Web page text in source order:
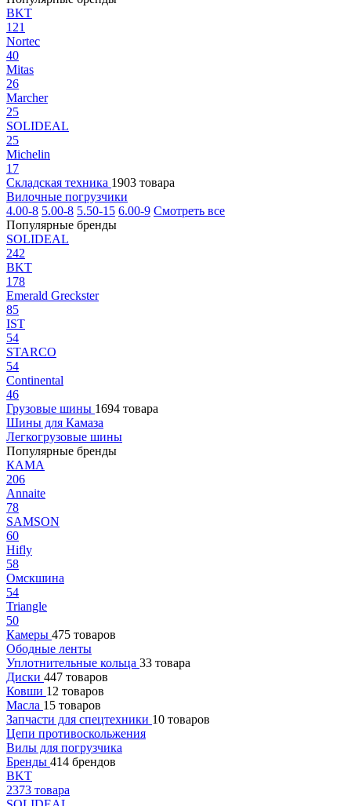
BKT
121
Nortec
40
Mitas
26
Marcher
25
SOLIDEAL
25
Michelin
17
Складская техника 1903 товара
Вилочные погрузчики
4.00-8 5.00-8 5.50-15 6.00-9 Смотреть все
Популярные бренды
SOLIDEAL
242
BKT
178
Emerald Greckster
85
IST
54
STARCO
54
Continental
46
Грузовые шины 1694 товара
Шины для Камаза
Легкогрузовые шины
Популярные бренды
КАМА
206
Annaite
78
SAMSON
60
Hifly
58
Омскшина
54
Triangle
50
Камеры 475 товаров
Ободные ленты
Уплотнительные кольца 33 товара
Диски 447 товаров
Ковши 12 товаров
Масла 15 товаров
Запчасти для спецтехники 10 товаров
Цепи противоскольжения
Вилы для погрузчика
Бренды 414 брендов
BKT
2373 товара